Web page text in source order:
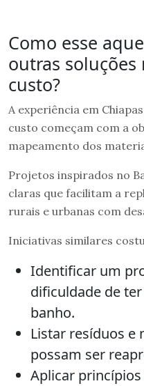
Como esse
outras soluções
custo?
A experiência em
custo começam com a
mapeamento dos
Projetos inspirados no
claras que facilitam a
rurais e urbanas com
Iniciativas similares
Identificar um
dificuldade de
banho.
Listar resíduos e
possam ser
Aplicar